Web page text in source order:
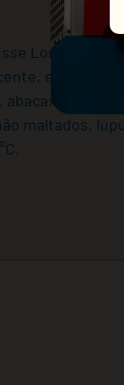
Long Neck
e espuma
abacaxi e
maltados,